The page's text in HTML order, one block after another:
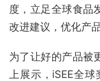
度，立足全球食品
改进建议，优化产
为了让好的产品被
上展示，iSEE全